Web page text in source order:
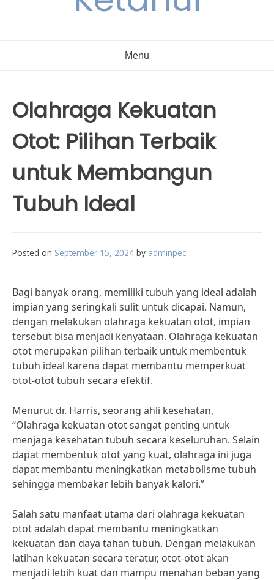
Menu
Olahraga Kekuatan
Otot: Pilihan Terbaik
untuk Membangun
Tubuh Ideal
Posted on September 15, 2024 by adminpec
Bagi banyak orang, memiliki tubuh yang ideal adalah
impian yang seringkali sulit untuk dicapai. Namun,
dengan melakukan olahraga kekuatan otot, impian
tersebut bisa menjadi kenyataan. Olahraga kekuatan
otot merupakan pilihan terbaik untuk membentuk
tubuh ideal karena dapat membantu memperkuat
otot-otot tubuh secara efektif.
Menurut dr. Harris, seorang ahli kesehatan,
“Olahraga kekuatan otot sangat penting untuk
menjaga kesehatan tubuh secara keseluruhan. Selain
dapat membentuk otot yang kuat, olahraga ini juga
dapat membantu meningkatkan metabolisme tubuh
sehingga membakar lebih banyak kalori.”
Salah satu manfaat utama dari olahraga kekuatan
otot adalah dapat membantu meningkatkan
kekuatan dan daya tahan tubuh. Dengan melakukan
latihan kekuatan secara teratur, otot-otot akan
menjadi lebih kuat dan mampu menahan beban yang